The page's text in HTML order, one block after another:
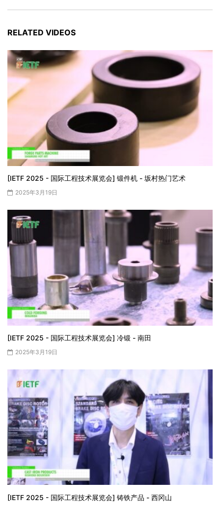
RELATED VIDEOS
[IETF 2025 - 国际工程技术展览会] 锻件机 - 坂村热门艺术
2025年3月19日
[IETF 2025 - 国际工程技术展览会] 冷锻 - 南田
2025年3月19日
[IETF 2025 - 国际工程技术展览会] 铸铁产品 - 西冈山